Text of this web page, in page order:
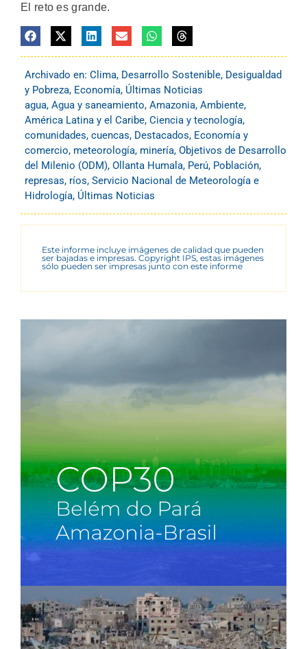
El reto es grande.
Archivado en: Clima, Desarrollo Sostenible, Desigualdad
y Pobreza, Economía, Últimas Noticias
agua, Agua y saneamiento, Amazonia, Ambiente,
América Latina y el Caribe, Ciencia y tecnología,
comunidades, cuencas, Destacados, Economía y
comercio, meteorología, minería, Objetivos de Desarrollo
del Milenio (ODM), Ollanta Humala, Perú, Población,
represas, ríos, Servicio Nacional de Meteorología e
Hidrología, Últimas Noticias
Este informe incluye imágenes de calidad que pueden
ser bajadas e impresas. Copyright IPS, estas imágenes
sólo pueden ser impresas junto con este informe